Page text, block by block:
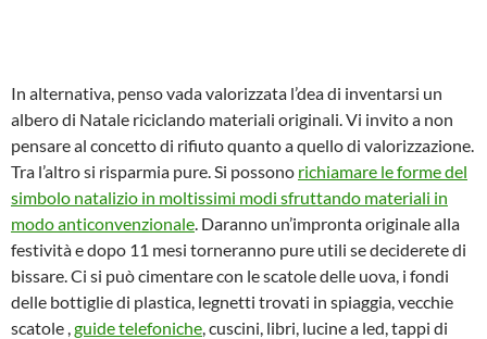
In alternativa, penso vada valorizzata l’dea di inventarsi un
albero di Natale riciclando materiali originali. Vi invito a non
pensare al concetto di rifiuto quanto a quello di valorizzazione.
Tra l’altro si risparmia pure. Si possono richiamare le forme del
simbolo natalizio in moltissimi modi sfruttando materiali in
modo anticonvenzionale . Daranno un’impronta originale alla
festività e dopo 11 mesi torneranno pure utili se deciderete di
bissare. Ci si può cimentare con le scatole delle uova, i fondi
delle bottiglie di plastica, legnetti trovati in spiaggia, vecchie
scatole , guide telefoniche , cuscini, libri, lucine a led, tappi di